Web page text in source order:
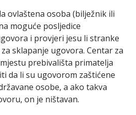
ovlaštena osoba (bilježnik ili
moguće posljedice
i provjeri jesu li stranke
sklapanje ugovora. Centar za
prebivališta primatelja
da li su ugovorom zaštićene
osobe, a ako takva
on je ništavan.